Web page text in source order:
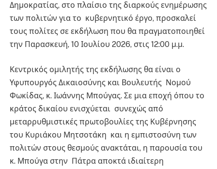
Δημοκρατίας, στο πλαίσιο της διαρκούς ενημέρωσης
των πολιτών για το κυβερνητικό έργο, προσκαλεί
τους πολίτες σε εκδήλωση που θα πραγματοποιηθεί
την Παρασκευή, 10 Ιουλίου 2026, στις 12:00 μ.μ.
Κεντρικός ομιλητής της εκδήλωσης θα είναι ο
Υφυπουργός Δικαιοσύνης και Βουλευτής Νομού
Φωκίδας, κ. Ιωάννης Μπούγας. Σε μια εποχή όπου το
κράτος δικαίου ενισχύεται συνεχώς από
μεταρρυθμιστικές πρωτοβουλίες της Κυβέρνησης
του Κυριάκου Μητσοτάκη και η εμπιστοσύνη των
πολιτών στους θεσμούς ανακτάται, η παρουσία του
κ. Μπούγα στην Πάτρα αποκτά ιδιαίτερη